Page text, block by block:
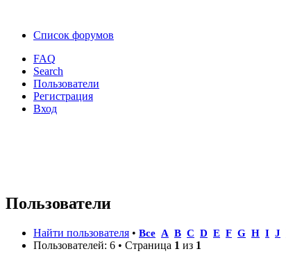
Список форумов
FAQ
Search
Пользователи
Регистрация
Вход
Пользователи
Найти пользователя • Все A B C D E F G H I J
Пользователей: 6 • Страница 1 из 1